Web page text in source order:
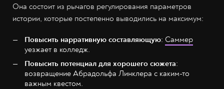
Она состоит из рычагов регулирования параметров
истории, которые постепенно выводились на максимум:
Повысить нарративную составляющую: Саммер
уезжает в колледж.
Повысить потенциал для хорошего сюжета:
возвращение Абрадольфа Линклера с каким-то
важным квестом.